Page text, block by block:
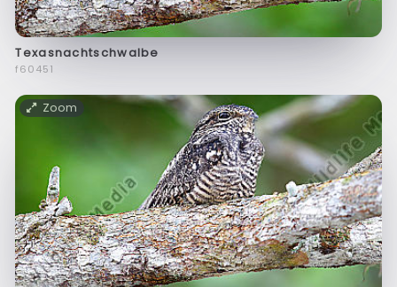
Texasnachtschwalbe
f60451
Zoom